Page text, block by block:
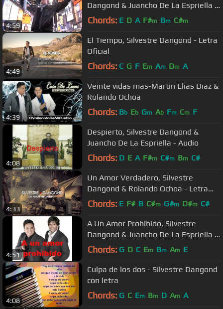
4:59
Dangond & Juancho De La Espriella -
Video Oficial
Chords: E D A F#m Bm C#m
4:49
El Tiempo, Silvestre Dangond - Letra
Oficial
Chords: C G F Em Am Dm A
4:39
Veinte vidas mas-Martin Elias Diaz &
Rolando Ochoa
Chords: Bb Eb Gm Ab Fm Cm F
4:08
Despierto, Silvestre Dangond &
Juancho De La Espriella - Audio
Chords: D E A F#m C#m Bm C#
4:33
Un Amor Verdadero, Silvestre
Dangond & Rolando Ochoa - Letra
Oficial
Chords: E F# B C#m G#m D#m C#
4:51
A Un Amor Prohibido, Silvestre
Dangond & Juancho De La Espriella -
Audio
Chords: G D C Em Bm Am E
4:08
Culpa de los dos - Silvestre Dangond
con letra
Chords: G C Em Bm D Am A